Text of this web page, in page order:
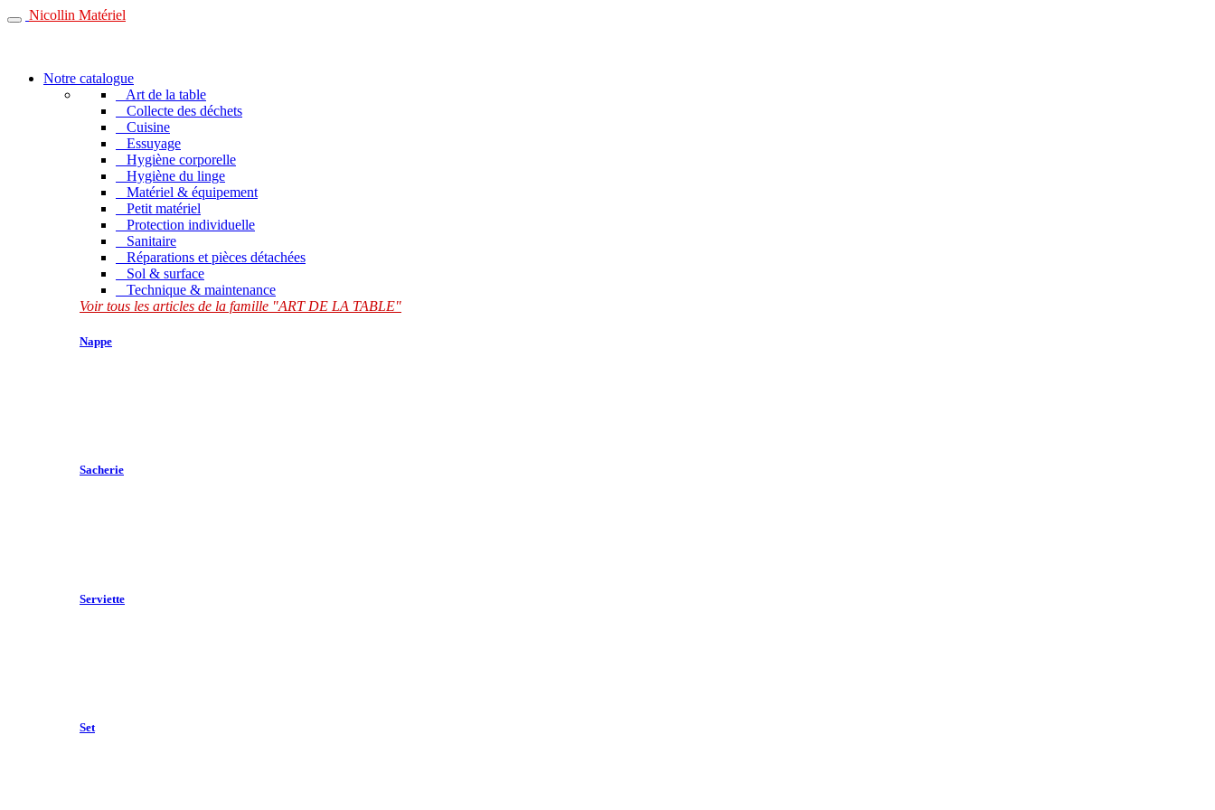
Nicollin Matériel
Notre catalogue
Art de la table
Collecte des déchets
Cuisine
Essuyage
Hygiène corporelle
Hygiène du linge
Matériel & équipement
Petit matériel
Protection individuelle
Sanitaire
Réparations et pièces détachées
Sol & surface
Technique & maintenance
Voir tous les articles de la famille "ART DE LA TABLE"
Nappe
Sacherie
Serviette
Set